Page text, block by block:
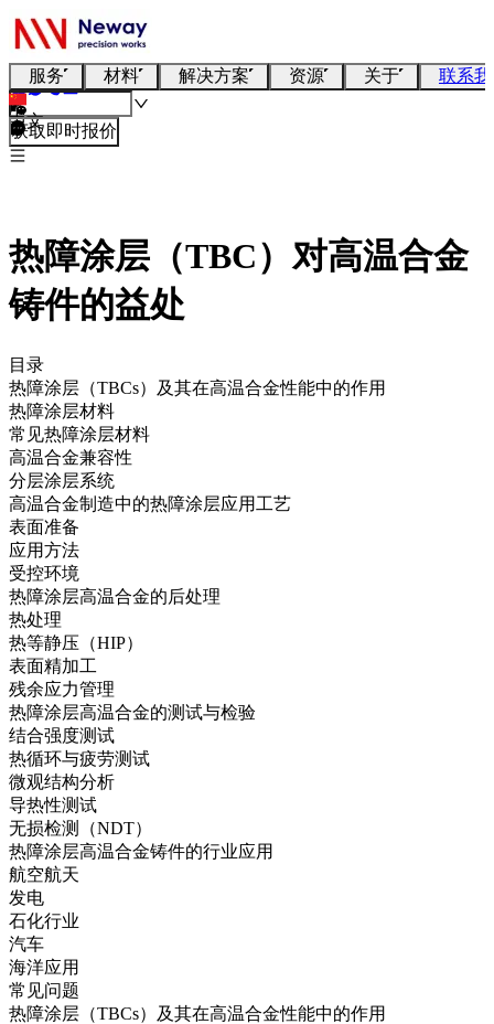
服务 材料 解决方案 资源 关于 联系
中文
获取即时报价
热障涂层（TBC）对高温合金
铸件的益处
目录
热障涂层（TBCs）及其在高温合金性能中的作用
热障涂层材料
常见热障涂层材料
高温合金兼容性
分层涂层系统
高温合金制造中的热障涂层应用工艺
表面准备
应用方法
受控环境
热障涂层高温合金的后处理
热处理
热等静压（HIP）
表面精加工
残余应力管理
热障涂层高温合金的测试与检验
结合强度测试
热循环与疲劳测试
微观结构分析
导热性测试
无损检测（NDT）
热障涂层高温合金铸件的行业应用
航空航天
发电
石化行业
汽车
海洋应用
常见问题
热障涂层（TBCs）及其在高温合金性能中的作用